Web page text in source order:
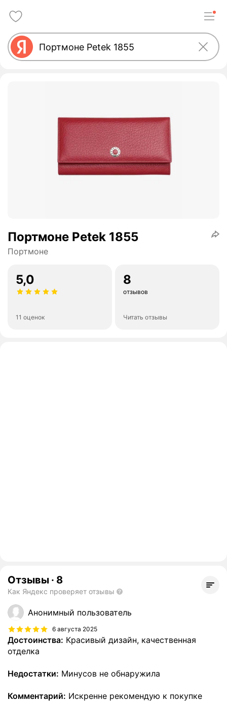
Портмоне Petek 1855
Портмоне
5,0
11 оценок
8
отзывов
Читать отзывы
Отзывы · 8
Как Яндекс проверяет отзывы
Анонимный пользователь
6 августа 2025
Достоинства: Красивый дизайн, качественная
отделка
Недостатки: Минусов не обнаружила
Комментарий: Искренне рекомендую к покупке